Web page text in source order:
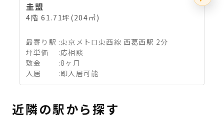
圭盟
4階 61.71坪(204㎡)
最寄り駅 :東京メトロ東西線 西葛西駅 2分
坪単価
:応相談
敷金
:8ヶ月
入居
:即入居可能
近隣の駅から探す